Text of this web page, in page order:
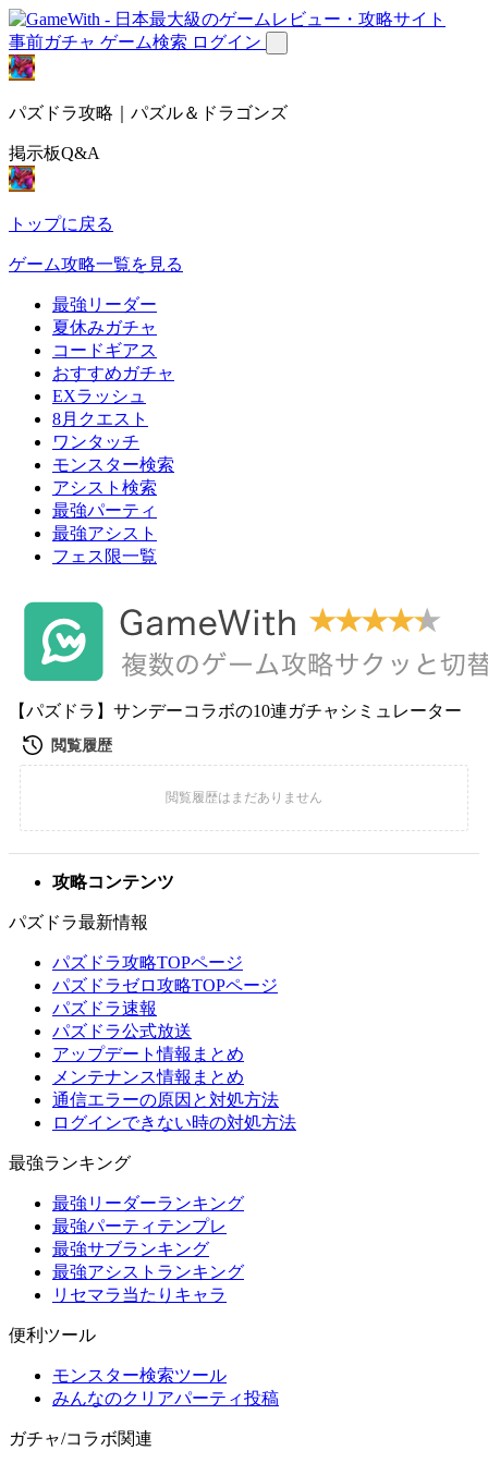
事前ガチャ ゲーム検索 ログイン
パズドラ攻略｜パズル＆ドラゴンズ
掲示板Q&A
トップに戻る
ゲーム攻略一覧を見る
最強リーダー
夏休みガチャ
コードギアス
おすすめガチャ
EXラッシュ
8月クエスト
ワンタッチ
モンスター検索
アシスト検索
最強パーティ
最強アシスト
フェス限一覧
【パズドラ】サンデーコラボの10連ガチャシミュレーター
攻略コンテンツ
パズドラ最新情報
パズドラ攻略TOPページ
パズドラゼロ攻略TOPページ
パズドラ速報
パズドラ公式放送
アップデート情報まとめ
メンテナンス情報まとめ
通信エラーの原因と対処方法
ログインできない時の対処方法
最強ランキング
最強リーダーランキング
最強パーティテンプレ
最強サブランキング
最強アシストランキング
リセマラ当たりキャラ
便利ツール
モンスター検索ツール
みんなのクリアパーティ投稿
ガチャ/コラボ関連